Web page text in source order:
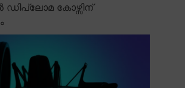
കോഴ്സിന്